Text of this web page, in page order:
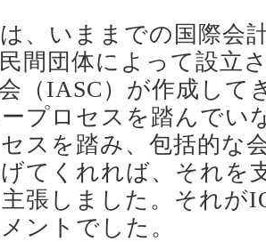
、いままでの国際会
間団体によって設立
（IASC）が作成して
プロセスを踏んでい
スを踏み、包括的な
てくれれば、それを
張しました。それが
ントでした。